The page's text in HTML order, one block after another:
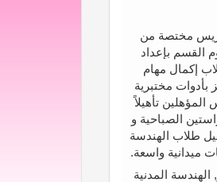
القسم بهيئة تدريس مختصة من
القسم بإعداد
إكمال مهام
بأدوات مختبرية
تأهيلاً
الصباحية و
من الدراسة بعد تأهيل طلاب الهندسة
ميدانية واسعة.
الهندسة المدنية